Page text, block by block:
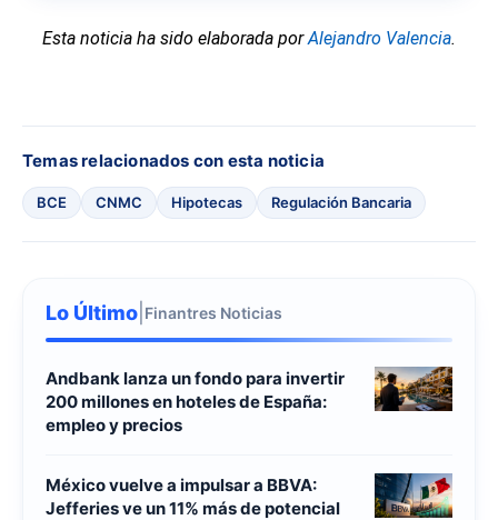
Esta noticia ha sido elaborada porAlejandro Valencia.
Temas relacionados con esta noticia
BCE CNMC Hipotecas Regulación Bancaria
Lo Último Finantres Noticias
Andbank lanza un fondo para invertir
200 millones en hoteles de España:
empleo y precios
México vuelve a impulsar a BBVA:
Jefferies ve un 11% más de potencial